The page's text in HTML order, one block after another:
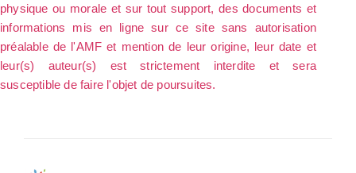
physique ou morale et sur tout support, des documents et
informations mis en ligne sur ce site sans autorisation
préalable de l'AMF et mention de leur origine, leur date et
leur(s) auteur(s) est strictement interdite et sera
susceptible de faire l'objet de poursuites.